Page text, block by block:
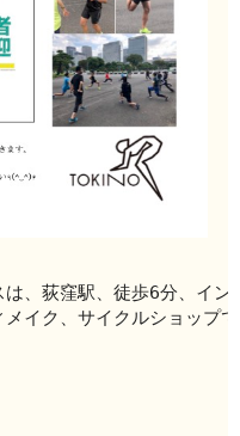
は、荻窪駅、徒歩6分、イ
イク、サイクルショップ